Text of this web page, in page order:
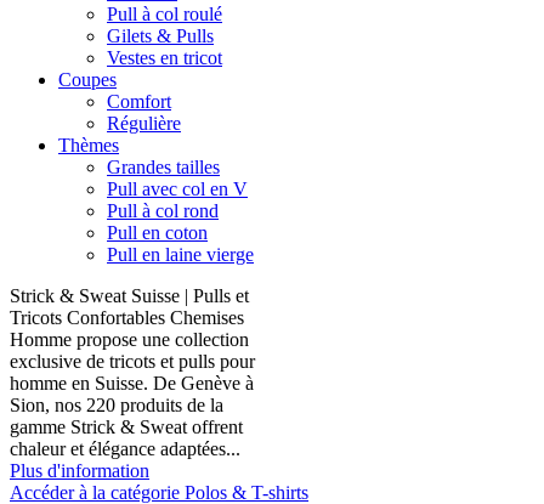
Pull à col roulé
Gilets & Pulls
Vestes en tricot
Coupes
Comfort
Régulière
Thèmes
Grandes tailles
Pull avec col en V
Pull à col rond
Pull en coton
Pull en laine vierge
Strick & Sweat Suisse | Pulls et
Tricots Confortables Chemises
Homme propose une collection
exclusive de tricots et pulls pour
homme en Suisse. De Genève à
Sion, nos 220 produits de la
gamme Strick & Sweat offrent
chaleur et élégance adaptées...
Plus d'information
Accéder à la catégorie Polos & T-shirts